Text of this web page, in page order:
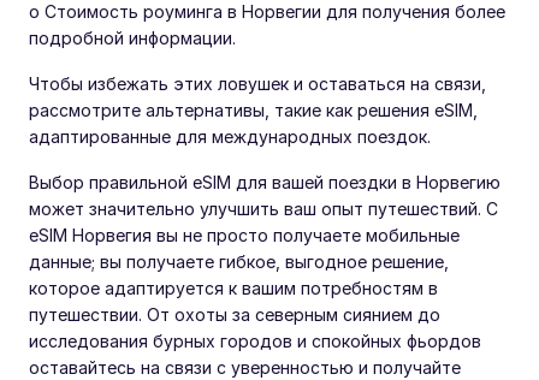
о Стоимость роуминга в Норвегии для получения более
подробной информации.
Чтобы избежать этих ловушек и оставаться на связи,
рассмотрите альтернативы, такие как решения eSIM,
адаптированные для международных поездок.
Выбор правильной eSIM для вашей поездки в Норвегию
может значительно улучшить ваш опыт путешествий. С
eSIM Норвегия вы не просто получаете мобильные
данные; вы получаете гибкое, выгодное решение,
которое адаптируется к вашим потребностям в
путешествии. От охоты за северным сиянием до
исследования бурных городов и спокойных фьордов
оставайтесь на связи с уверенностью и получайте